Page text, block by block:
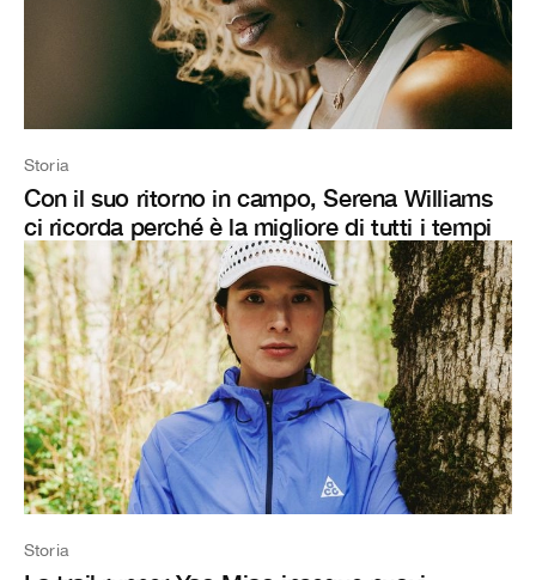
Storia
Con il suo ritorno in campo, Serena Williams
ci ricorda perché è la migliore di tutti i tempi
Storia